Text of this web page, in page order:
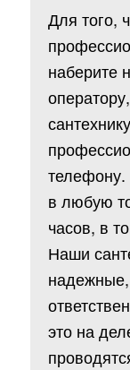
Для того,
наберите
телефону.
в любую
часов, в
Наши
это на